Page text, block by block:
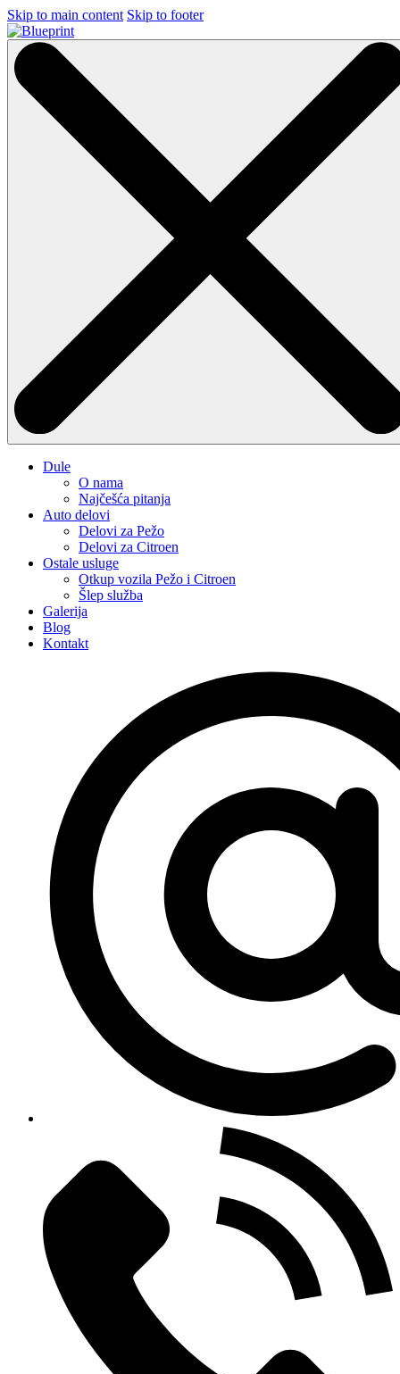
Skip to main content Skip to footer
Dule
O nama
Najčešća pitanja
Auto delovi
Delovi za Pežo
Delovi za Citroen
Ostale usluge
Otkup vozila Pežo i Citroen
Šlep služba
Galerija
Blog
Kontakt